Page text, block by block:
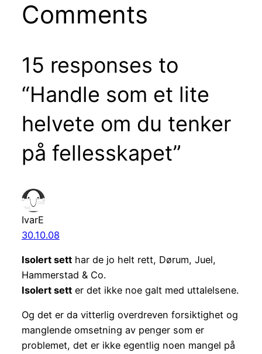
Comments
15 responses to
“Handle som et lite
helvete om du tenker
på fellesskapet”
IvarE
30.10.08
Isolert setthar de jo helt rett, Dørum, Juel,
Hammerstad & Co.
Isolert setter det ikke noe galt med uttalelsene.
Og det er da vitterlig overdreven forsiktighet og
manglende omsetning av penger som er
problemet, det er ikke egentlig noen mangel på